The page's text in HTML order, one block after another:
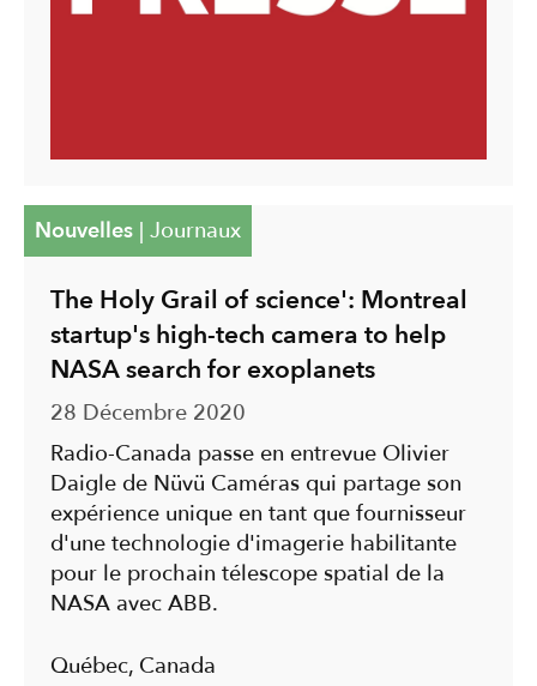
Nouvelles| Journaux
The Holy Grail of science': Montreal
startup's high-tech camera to help
NASA search for exoplanets
28 Décembre 2020
Radio-Canada passe en entrevue Olivier
Daigle de Nüvü Caméras qui partage son
expérience unique en tant que fournisseur
d'une technologie d'imagerie habilitante
pour le prochain télescope spatial de la
NASA avec ABB.
Québec, Canada